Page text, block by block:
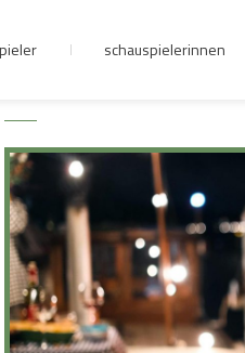
schauspielerinnen